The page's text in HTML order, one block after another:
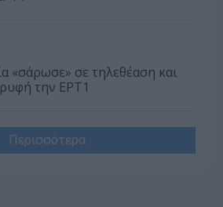
«σάρωσε» σε τηλεθέαση και
την ΕΡΤ1
Περισσότερα